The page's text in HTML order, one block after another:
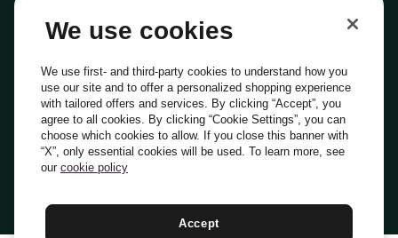
Everli Shoppers
About Us
Everli News
Domande frequenti
Lavora con noi
Diventa Shopper
Investitori
PrivacyCookiePreferenze Cookie
Termini e CondizioniCodice Etico
Indirizzo PEC: everli@pec.it - indirizzo DPO: dpo@everli.com
Italiano
We use cookies
We use first- and third-party cookies to understand how you
use our site and to offer a personalized shopping experience
with tailored offers and services. By clicking “Accept”, you
agree to all cookies. By clicking “Cookie Settings”, you can
choose which cookies to allow. If you close this banner with
“X”, only essential cookies will be used. To learn more, see
our cookie policy
Accept